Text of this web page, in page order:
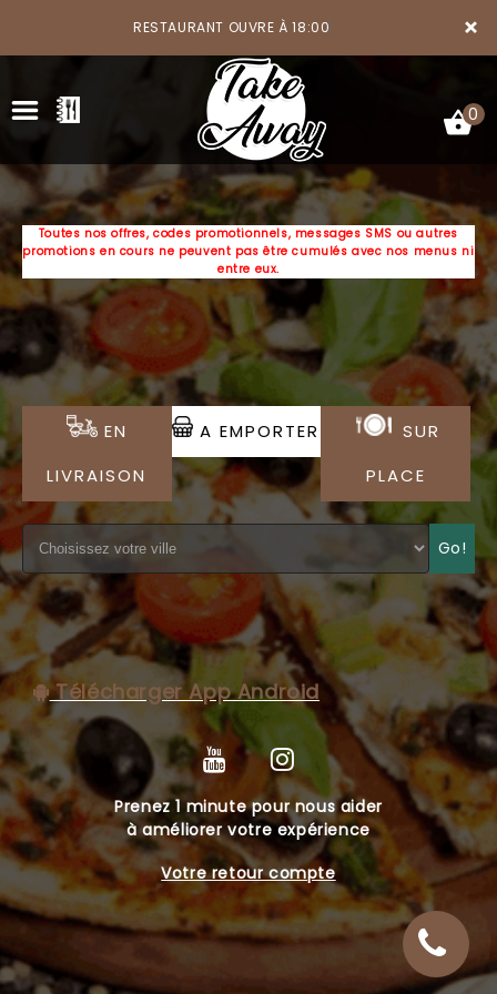
×
RESTAURANT OUVRE À 18:00
ACCUEIL
LA CARTE
VOTRE COMPTE
NOTRE RESTAURANT
MENTIONS LÉGALES
0
Toutes nos offres, codes promotionnels, messages SMS ou autres
promotions en cours ne peuvent pas être cumulés avec nos menus ni
entre eux.
EN
LIVRAISON
A EMPORTER
SUR
PLACE
Go!
Télécharger App Android
Prenez 1 minute pour nous aider
à améliorer votre expérience
Votre retour compte